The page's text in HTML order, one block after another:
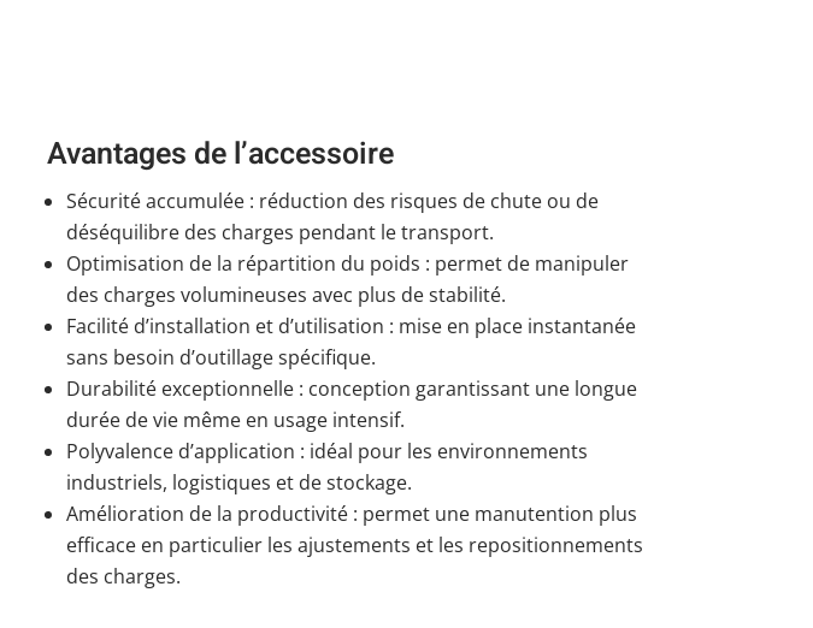
Avantages de l’accessoire
Sécurité accumulée : réduction des risques de chute ou de
déséquilibre des charges pendant le transport.
Optimisation de la répartition du poids : permet de manipuler
des charges volumineuses avec plus de stabilité.
Facilité d’installation et d’utilisation : mise en place instantanée
sans besoin d’outillage spécifique.
Durabilité exceptionnelle : conception garantissant une longue
durée de vie même en usage intensif.
Polyvalence d’application : idéal pour les environnements
industriels, logistiques et de stockage.
Amélioration de la productivité : permet une manutention plus
efficace en particulier les ajustements et les repositionnements
des charges.